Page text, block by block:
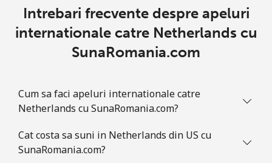
Intrebari frecvente despre apeluri
internationale catre Netherlands cu
SunaRomania.com
Cum sa faci apeluri internationale catre
Netherlands cu SunaRomania.com?
Cat costa sa suni in Netherlands din US cu
SunaRomania.com?